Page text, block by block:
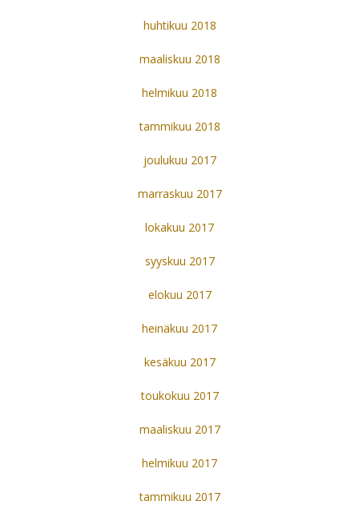
huhtikuu 2018
maaliskuu 2018
helmikuu 2018
tammikuu 2018
joulukuu 2017
marraskuu 2017
lokakuu 2017
syyskuu 2017
elokuu 2017
heinäkuu 2017
kesäkuu 2017
toukokuu 2017
maaliskuu 2017
helmikuu 2017
tammikuu 2017